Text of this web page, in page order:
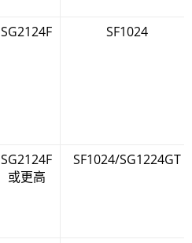
SG2124F SF1024
SG2124F
或更高
SF1024/SG1224GT